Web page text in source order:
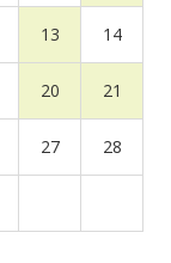
13 14
20 21
27 28